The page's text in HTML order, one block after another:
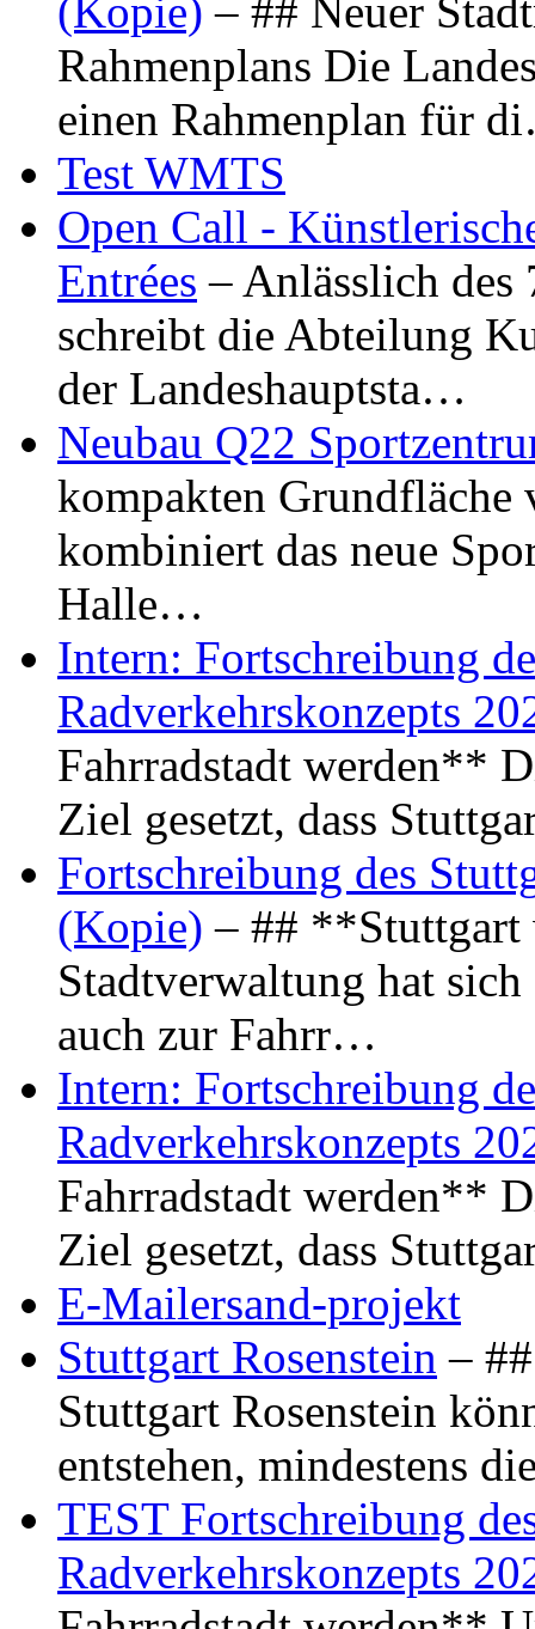
(Kopie) – ## Neuer
Rahmenplans Die
einen Rahmenplan für
Test WMTS
Open Call -
Entrées – Anlässlich
schreibt die Abteilung
der Landeshauptsta…
Neubau Q22
kompakten Grundfläche
kombiniert das neue
Halle…
Intern: Fortschreibung
Radverkehrskonzepts
Fahrradstadt werden**
Ziel gesetzt, dass
Fortschreibung des
(Kopie) – ## **Stuttgart
Stadtverwaltung hat
auch zur Fahrr…
Intern: Fortschreibung
Radverkehrskonzepts
Fahrradstadt werden**
Ziel gesetzt, dass
E-Mailersand-projekt
Stuttgart Rosenstein –
Stuttgart Rosenstein
entstehen, mindestens
TEST Fortschreibung
Radverkehrskonzepts